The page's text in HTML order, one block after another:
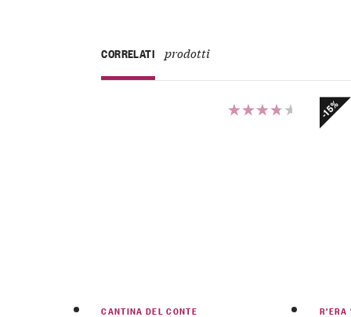
CORRELATI prodotti
CANTINA DEL CONTE
-15%
R'ERA